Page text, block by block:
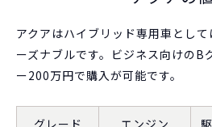
アクアはハイブリッド専用車とし
ーズナブルです。ビジネス向けのB
ー200万円で購入が可能です。